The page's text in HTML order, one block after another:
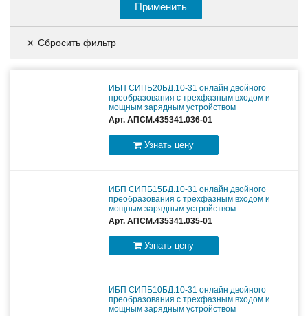
Применить
× Сбросить фильтр
ИБП СИПБ20БД.10-31 онлайн двойного
преобразования с трехфазным входом и
мощным зарядным устройством
Арт. АПСМ.435341.036-01
Узнать цену
ИБП СИПБ15БД.10-31 онлайн двойного
преобразования с трехфазным входом и
мощным зарядным устройством
Арт. АПСМ.435341.035-01
Узнать цену
ИБП СИПБ10БД.10-31 онлайн двойного
преобразования с трехфазным входом и
мощным зарядным устройством